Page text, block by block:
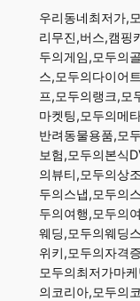
우리동네최저가,
리무진,버스,캠핑
두의게임,모두의
스,모두의다이어
프,모두의랭크,모
마켓팅,모두의메
반려동물용품,모
보험,모두의본식
의뷰티,모두의상
두의스냅,모두의
두의여행,모두의
웨딩,모두의웨딩
위키,모두의자격
모두의최저가마
의코리아,모두의